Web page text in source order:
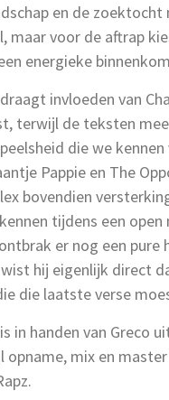
en de zoektocht
maar voor de aftrap
energieke
invloeden van
terwijl de teksten
die we kennen
Pappie en The
bovendien
tijdens een open
er nog een pure
hij eigenlijk direct
die laatste verse
in handen van Greco
opname, mix en